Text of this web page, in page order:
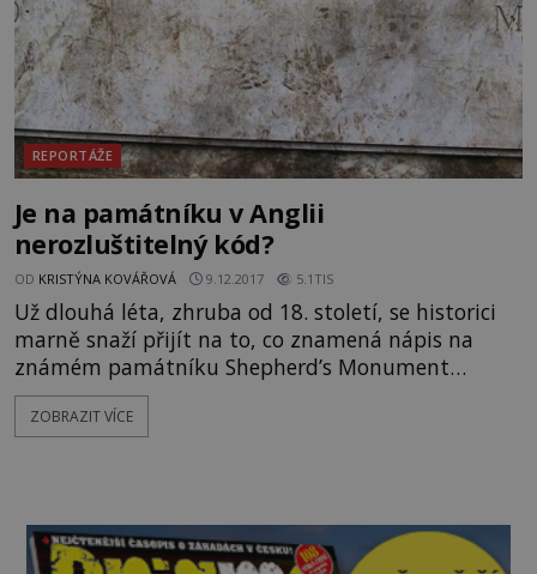
REPORTÁŽE
Je na památníku v Anglii
nerozluštitelný kód?
OD KRISTÝNA KOVÁŘOVÁ 9.12.2017 5.1TIS
Už dlouhá léta, zhruba od 18. století, se historici
marně snaží přijít na to, co znamená nápis na
známém památníku Shepherd’s Monument
v Shugborough ve Velké Británii. Na nápise stojí
toto: DOUOSVAVVM. Co přesně znamená? Po
k místu, na kterém je ukrytý
ZOBRAZIT VÍCE